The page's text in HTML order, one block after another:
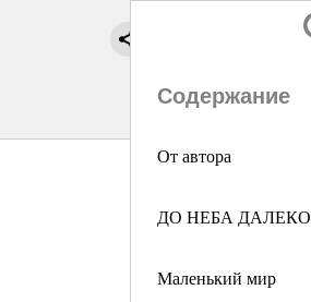
Содержание
От автора
ДО НЕБА ДАЛЕКО
Маленький мир